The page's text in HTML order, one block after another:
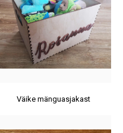
Väike mänguasjakast